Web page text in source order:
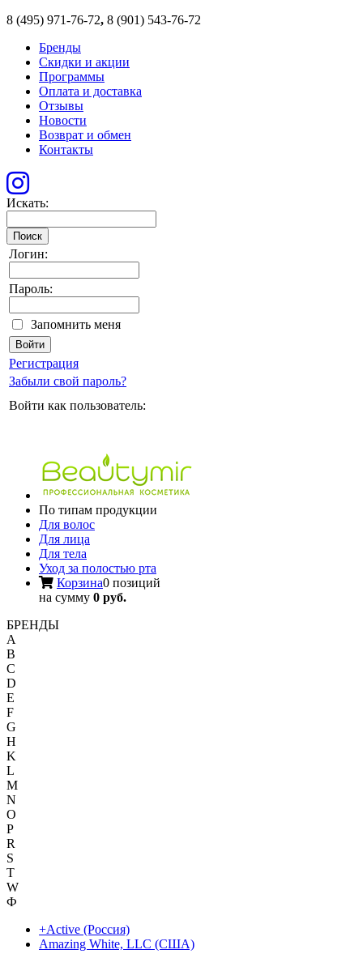
8 (495) 971-76-72, 8 (901) 543-76-72
Бренды
Скидки и акции
Программы
Оплата и доставка
Отзывы
Новости
Возврат и обмен
Контакты
Искать:
Поиск
Логин:
Пароль:
Запомнить меня
Регистрация
Забыли свой пароль?
Войти как пользователь:
По типам продукции
Для волос
Для лица
Для тела
Уход за полостью рта
Корзина0 позиций
на сумму 0 руб.
БРЕНДЫ
A
B
C
D
E
F
G
H
K
L
M
N
O
P
R
S
T
W
Ф
+Active (Россия)
Amazing White, LLC (США)